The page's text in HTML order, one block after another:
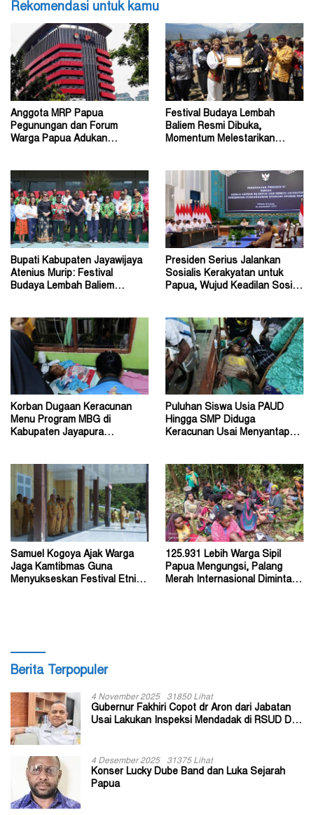
Rekomendasi untuk kamu
Anggota MRP Papua
Pegunungan dan Forum
Warga Papua Adukan
Festival Budaya Lembah
Baliem Resmi Dibuka,
Momentum Melestarikan
Bupati Kabupaten Jayawijaya
Atenius Murip: Festival
Budaya Lembah Baliem
Presiden Serius Jalankan
Sosialis Kerakyatan untuk
Papua, Wujud Keadilan Sosial
Korban Dugaan Keracunan
Menu Program MBG di
Kabupaten Jayapura
Puluhan Siswa Usia PAUD
Hingga SMP Diduga
Keracunan Usai Menyantap
Samuel Kogoya Ajak Warga
Jaga Kamtibmas Guna
Menyukseskan Festival Etnik
125.931 Lebih Warga Sipil
Papua Mengungsi, Palang
Merah Internasional Diminta
Berita Terpopuler
4 November 2025 31850 Lihat
Gubernur Fakhiri Copot dr Aron dari Jabatan
Usai Lakukan Inspeksi Mendadak di RSUD Dok
4 Desember 2025 31375 Lihat
Konser Lucky Dube Band dan Luka Sejarah
Papua